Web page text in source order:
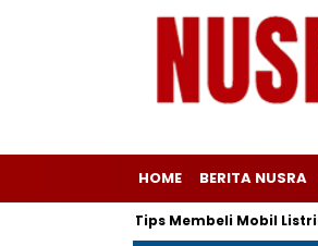
HOME BERITA NUSRA
dan Tips Membeli Mobil Listrik!